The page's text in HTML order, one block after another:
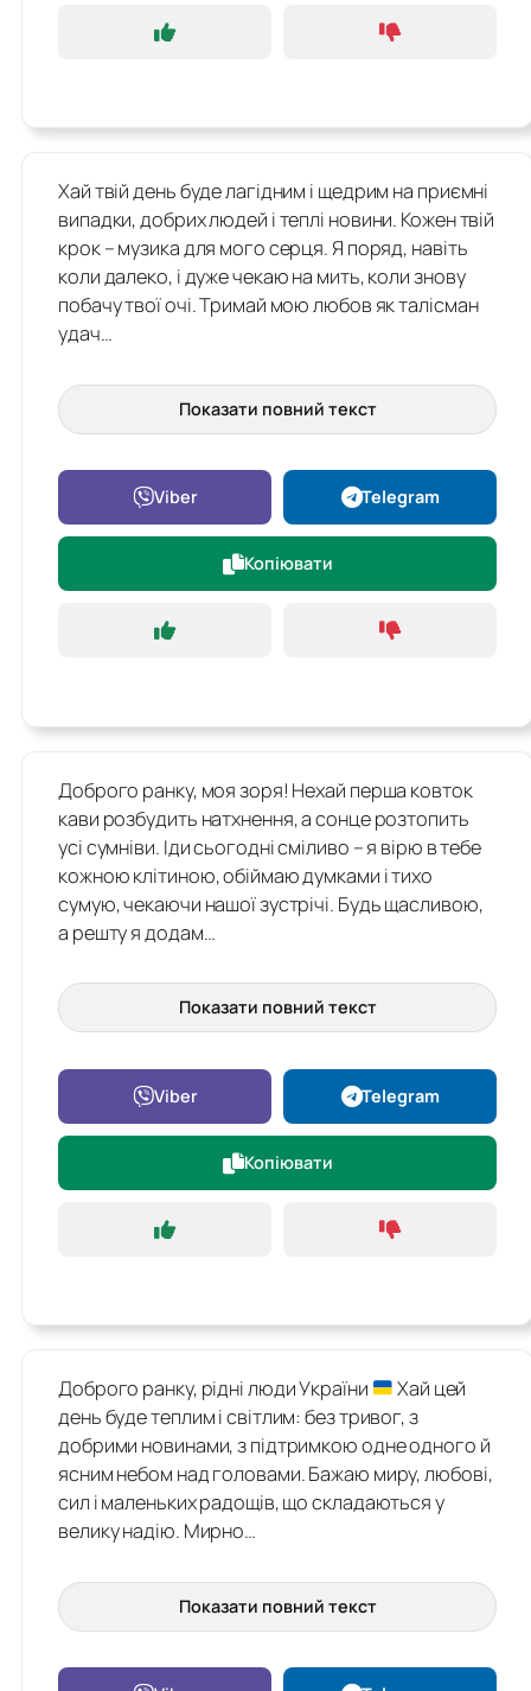
Хай твій день буде лагідним і щедрим на приємні
випадки, добрих людей і теплі новини. Кожен твій
крок – музика для мого серця. Я поряд, навіть
коли далеко, і дуже чекаю на мить, коли знову
побачу твої очі. Тримай мою любов як талісман
удач…
Показати повний текст
Viber Telegram
Копіювати
Доброго ранку, моя зоря! Нехай перша ковток
кави розбудить натхнення, а сонце розтопить
усі сумніви. Іди сьогодні сміливо – я вірю в тебе
кожною клітиною, обіймаю думками і тихо
сумую, чекаючи нашої зустрічі. Будь щасливою,
а решту я додам…
Показати повний текст
Viber Telegram
Копіювати
Доброго ранку, рідні люди України
Хай цей
день буде теплим і світлим: без тривог, з
добрими новинами, з підтримкою одне одного й
ясним небом над головами. Бажаю миру, любові,
сил і маленьких радощів, що складаються у
велику надію. Мирно…
Показати повний текст